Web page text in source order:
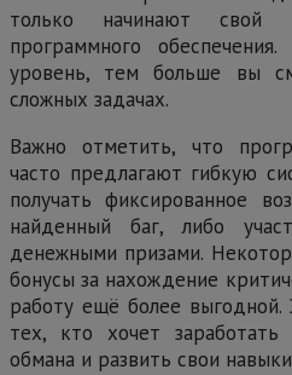
только начинают свой
программного
уровень, тем больше вы
сложных задачах.
Важно отметить, что
часто предлагают гибкую
получать фиксированное
найденный баг, либо
денежными призами.
бонусы за нахождение
работу ещё более выгодной.
тех, кто хочет
обмана и развить свои